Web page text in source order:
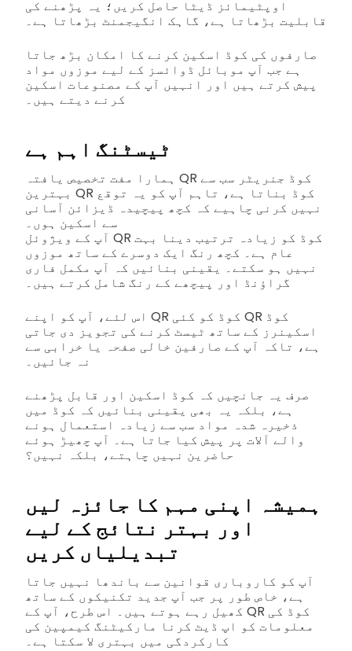
اوپٹیمائز ڈیٹا حاصل کریں؛ یہ پڑھنے کی
قابلیت بڑھاتا ہے، گاہک انگیجمنٹ بڑھاتا ہے۔
صارفوں کی کوڈ اسکین کرنے کا امکان بڑھ جاتا
ہے جب آپ موبائل ڈوائسز کے لیے موزوں مواد
پیش کرتے ہیں اور انہیں آپ کے مصنوعات اسکین
کرنے دیتے ہیں۔
ٹیسٹنگ اہم ہے
ہمارا مفت تخصیص یافتہ QR کوڈ جنریٹر سب سے
بہترین QR کوڈ بناتا ہے، تاہم آپ کو یہ توقع
نہیں کرنی چاہیے کہ کچھ پیچیدہ ڈیزائن آسانی
سے اسکین ہوں۔
آپ کے ویژوئل QR کوڈ کو زیادہ ترتیب دینا بہت
عام ہے۔ کچھ رنگ ایک دوسرے کے ساتھ موزوں
نہیں ہو سکتے۔ یقینی بنائیں کہ آپ مکمل فاری
گراؤنڈ اور پیچھے کے رنگ شامل کرتے ہیں۔
اس لئے، آپ کو اپنے QR کوڈ کو کئی QR کوڈ
اسکینرز کے ساتھ ٹیسٹ کرنے کی تجویز دی جاتی
ہے، تاکہ آپ کے صارفین خالی صفحہ یا خرابی سے
نہ جائیں۔
صرف یہ جانچیں کہ کوڈ اسکین اور قابل پڑھنے
ہے، بلکہ یہ بھی یقینی بنائیں کہ کوڈ میں
ذخیرہ شدہ مواد سب سے زیادہ استعمال ہونے
والے آلات پر پیش کیا جاتا ہے۔ آپ چھیڑ ہوئے
حاضرین نہیں چاہتے، بلکہ نہیں؟
ہمیشہ اپنی مہم کا جائزہ لیں
اور بہتر نتائج کے لیے
تبدیلیاں کریں
آپ کو کاروباری قوانین سے باندھا نہیں جاتا
ہے، خاص طور پر جب آپ جدید تکنیکوں کے ساتھ
کھیل رہے ہوتے ہیں۔ اس طرح، آپ کے QR کوڈ کی
معلومات کو اپ ڈیٹ کرنا مارکیٹنگ کیمپین کی
کارکردگی میں بہتری لا سکتا ہے۔